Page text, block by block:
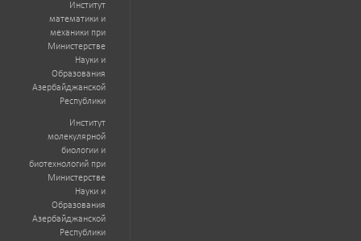
Институт
математики и
механики при
Министерстве
Науки и
Образования
Азербайджанской
Республики
Институт
молекулярной
биологии и
биотехнологий при
Министерстве
Науки и
Образования
Азербайджанской
Республики